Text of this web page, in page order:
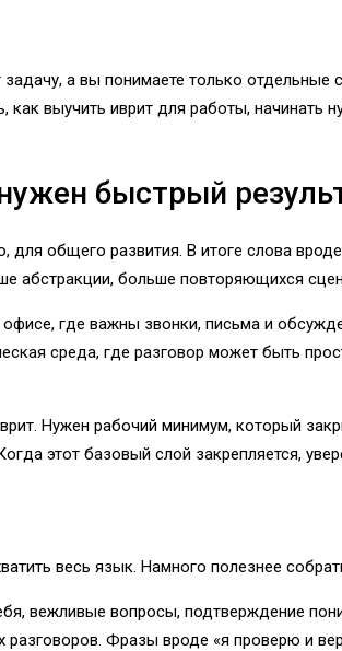
а вы понимаете только отдельные
выучить иврит для работы, начинать
быстрый
общего развития. В итоге слова
абстракции, больше повторяющихся
где важны звонки, письма и
среда, где разговор может быть
Нужен рабочий минимум, который
этот базовый слой закрепляется,
весь язык. Намного полезнее
вежливые вопросы, подтверждение
Фразы вроде «я проверю и